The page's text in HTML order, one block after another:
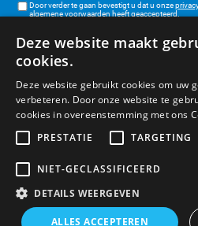
Door verder te gaan bevestigt u dat u onze
algemene voorwaarden heeft geaccepteerd.
TELEFONISCH CONTACT:
ALGEMENE INFORMATIE
BETAAL- & VERZENDMETHODEN
* Alle prijzen zijn inclusief BTW,
Deze website maakt
cookies.
Deze website gebruikt cookies om uw
verbeteren. Door onze website te
cookies in overeenstemming met ons
PRESTATIE
TARGETING
NIET-GECLASSIFICEERD
DETAILS WEERGEVEN
ALLES ACCEPTEREN